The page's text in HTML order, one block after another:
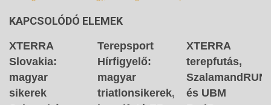
KAPCSOLÓDÓ ELEMEK
XTERRA
Slovakia:
magyar
sikerek
Terepsport
Hírfigyelő:
magyar
triatlonsikerek,
XTERRA
terepfutás,
SzalamandRUN
és UBM